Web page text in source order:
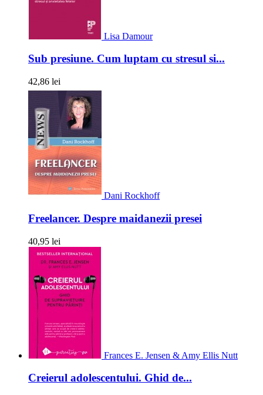
Lisa Damour
Sub presiune. Cum luptam cu stresul si...
42,86 lei
Dani Rockhoff
Freelancer. Despre maidanezii presei
40,95 lei
Frances E. Jensen & Amy Ellis Nutt
Creierul adolescentului. Ghid de...